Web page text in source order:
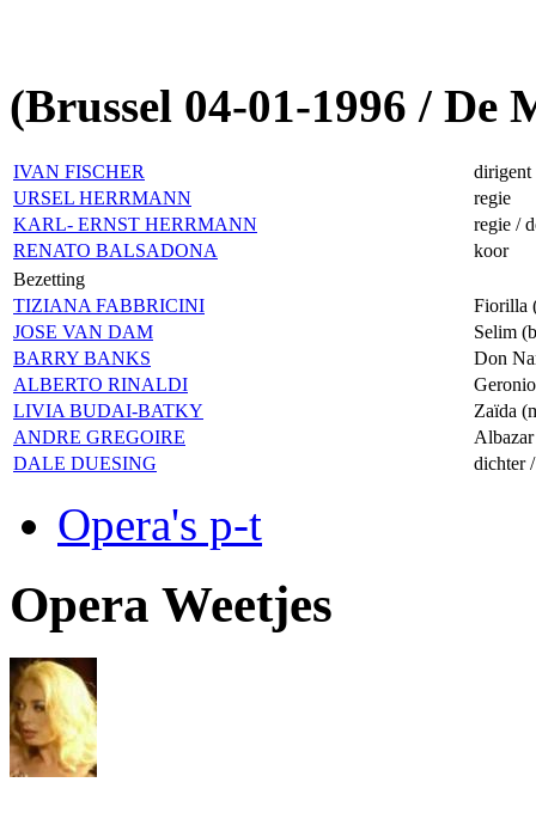
(Brussel 04-01-1996 /
IVAN FISCHER
dirigent
URSEL HERRMANN
regie
KARL- ERNST HERRMANN
regie /
RENATO BALSADONA
koor
Bezetting
TIZIANA FABBRICINI
Fiorilla
JOSE VAN DAM
Selim
BARRY BANKS
Don
ALBERTO RINALDI
LIVIA BUDAI-BATKY
Zaïda
ANDRE GREGOIRE
DALE DUESING
dichter
Opera's p-t
Opera Weetjes